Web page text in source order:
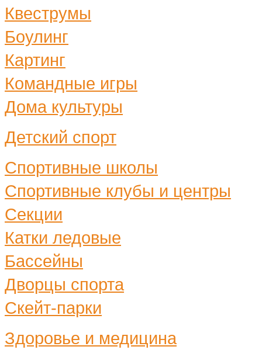
Квеструмы
Боулинг
Картинг
Командные игры
Дома культуры
Детский спорт
Спортивные школы
Спортивные клубы и центры
Секции
Катки ледовые
Бассейны
Дворцы спорта
Скейт-парки
Здоровье и медицина